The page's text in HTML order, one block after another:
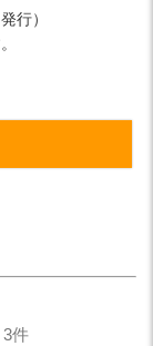
行）
3件